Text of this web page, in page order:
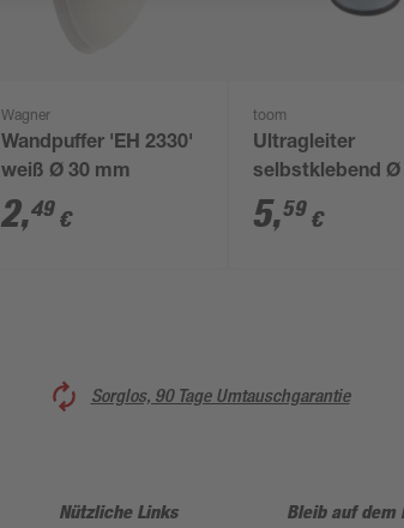
Wagner
Wandpuffer 'EH 2330'
weiß Ø 30 mm
2,49 €
toom
Ultragleiter
selbstklebend Ø
grau 4 Stück
5,59 €
Sorglos, 90 Tage Umtauschgarantie
Nützliche Links Bleib auf dem